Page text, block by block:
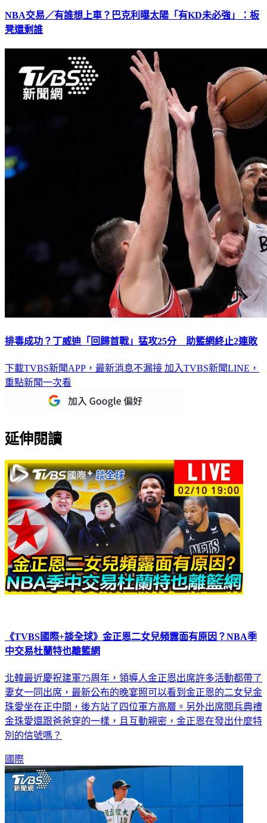
NBA交易／有誰想上車？巴克利曝太陽「有KD未必強」：板
凳還剩誰
排毒成功？丁威迪「回歸首戰」猛攻25分 助籃網終止2連敗
下載TVBS新聞APP，最新消息不漏接 加入TVBS新聞LINE，
重點新聞一次看
延伸閱讀
《TVBS國際+談全球》金正恩二女兒頻露面有原因？NBA季
中交易杜蘭特也離籃網
北韓最近慶祝建軍75周年，領導人金正恩出席許多活動都帶了
妻女一同出席，最新公布的晚宴照可以看到金正恩的二女兒金
珠愛坐在正中間，後方站了四位軍方高層。另外出席閱兵典禮
金珠愛還跟爸爸穿的一樣，且互動親密，金正恩在發出什麼特
別的信號嗎？
國際